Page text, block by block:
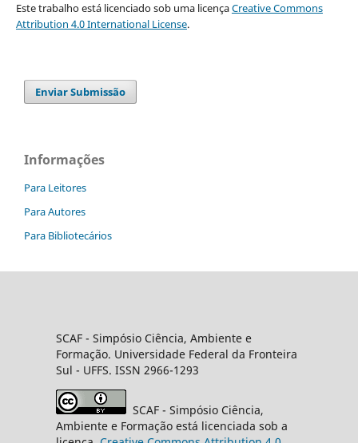
Este trabalho está licenciado sob uma licençaCreative Commons
Attribution 4.0 International License.
Enviar Submissão
Informações
Para Leitores
Para Autores
Para Bibliotecários
SCAF - Simpósio Ciência, Ambiente e
Formação. Universidade Federal da Fronteira
Sul - UFFS. ISSN 2966-1293
SCAF - Simpósio Ciência,
Ambiente e Formação está licenciada sob a